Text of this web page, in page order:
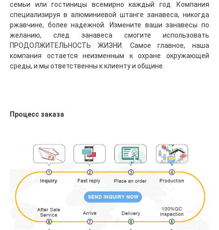
семьи или гостиницы всемирно каждый год. Компания
специализируя в алюминиевой штанге занавеса, никогда
ржавчине, более надежной. Измените ваши занавесы по
желанию, след занавеса смогите использовать
ПРОДОЛЖИТЕЛЬНОСТЬ ЖИЗНИ. Самое главное, наша
компания остается неизменным к охране окружающей
среды, и мы ответственны к клиенту и общине.
Процесс заказа